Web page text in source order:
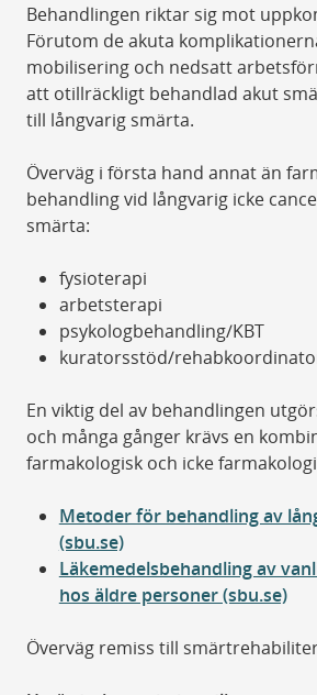
Behandlingen riktar sig mot
Förutom de akuta
mobilisering och nedsatt
att otillräckligt behandlad akut
till långvarig smärta.
Överväg i första hand annat än
behandling vid långvarig icke
smärta:
fysioterapi
arbetsterapi
psykologbehandling/KBT
kuratorsstöd/
En viktig del av behandlingen
och många gånger krävs en
farmakologisk och icke
Metoder för behandling av
(sbu.se)
Läkemedelsbehandling av
hos äldre personer (sbu.se)
Överväg remiss till